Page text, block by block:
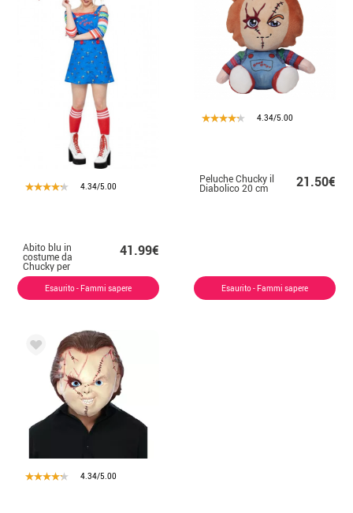
4.34/5.00
Abito blu in
costume da
Chucky per
donna
41.99€
Esaurito - Fammi sapere
4.34/5.00
Peluche Chucky il
Diabolico 20 cm 21.50€
Esaurito - Fammi sapere
4.34/5.00